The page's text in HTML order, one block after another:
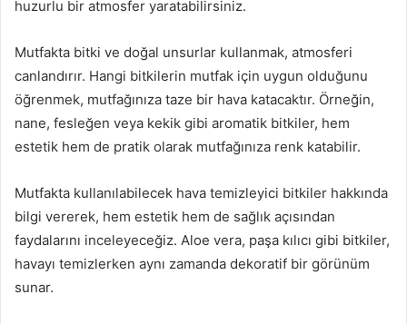
huzurlu bir atmosfer yaratabilirsiniz.
Mutfakta bitki ve doğal unsurlar kullanmak, atmosferi
canlandırır. Hangi bitkilerin mutfak için uygun olduğunu
öğrenmek, mutfağınıza taze bir hava katacaktır. Örneğin,
nane, fesleğen veya kekik gibi aromatik bitkiler, hem
estetik hem de pratik olarak mutfağınıza renk katabilir.
Mutfakta kullanılabilecek hava temizleyici bitkiler hakkında
bilgi vererek, hem estetik hem de sağlık açısından
faydalarını inceleyeceğiz. Aloe vera, paşa kılıcı gibi bitkiler,
havayı temizlerken aynı zamanda dekoratif bir görünüm
sunar.